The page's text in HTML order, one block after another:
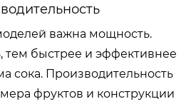
важна мощность.
быстрее и эффективнее
сока. Производительность
фруктов и конструкции